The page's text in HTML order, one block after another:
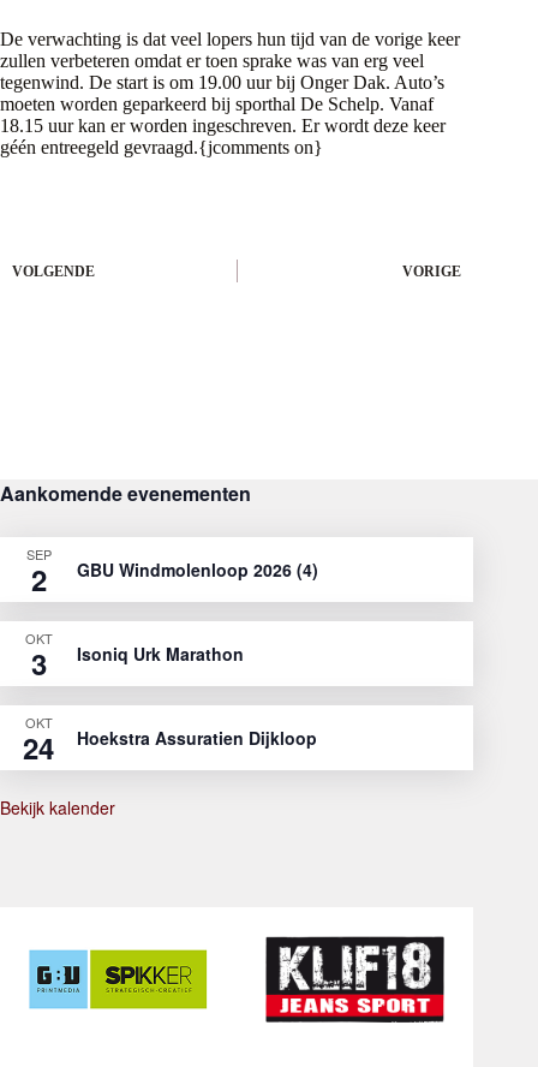
De verwachting is dat veel lopers hun tijd van de vorige keer
zullen verbeteren omdat er toen sprake was van erg veel
tegenwind. De start is om 19.00 uur bij Onger Dak. Auto’s
moeten worden geparkeerd bij sporthal De Schelp. Vanaf
18.15 uur kan er worden ingeschreven. Er wordt deze keer
géén entreegeld gevraagd.{jcomments on}
VORIGE
VOLGENDE
Aankomende evenementen
SEP
2 GBU Windmolenloop 2026 (4)
OKT
3 Isoniq Urk Marathon
OKT
24 Hoekstra Assuratien Dijkloop
Bekijk kalender